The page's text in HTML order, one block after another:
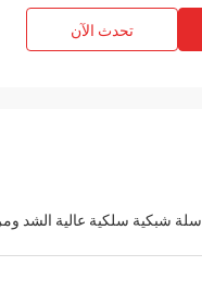
تحدث الآن
سلة شبكية سلكية عالية الشد